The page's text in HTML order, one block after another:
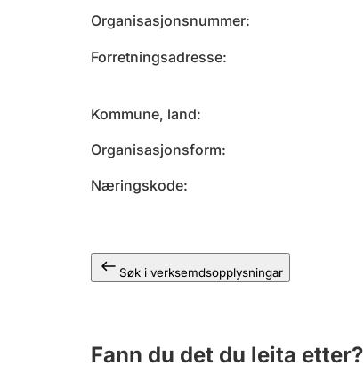
Organisasjonsnummer
Forretningsadresse
Kommune, land
Organisasjonsform
Næringskode
Søk i verksemdsopplysningar
Fann du det du leita etter?